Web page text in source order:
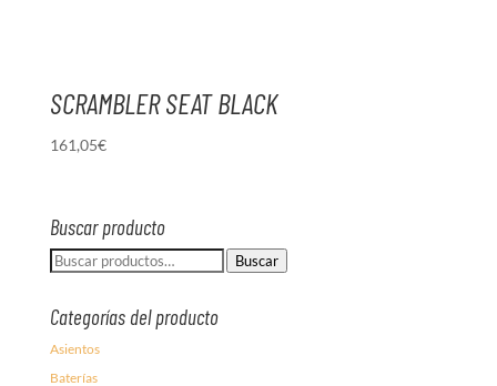
SCRAMBLER SEAT BLACK
161,05€
Buscar producto
Buscar
Buscar
Categorías del producto
Asientos
Baterías